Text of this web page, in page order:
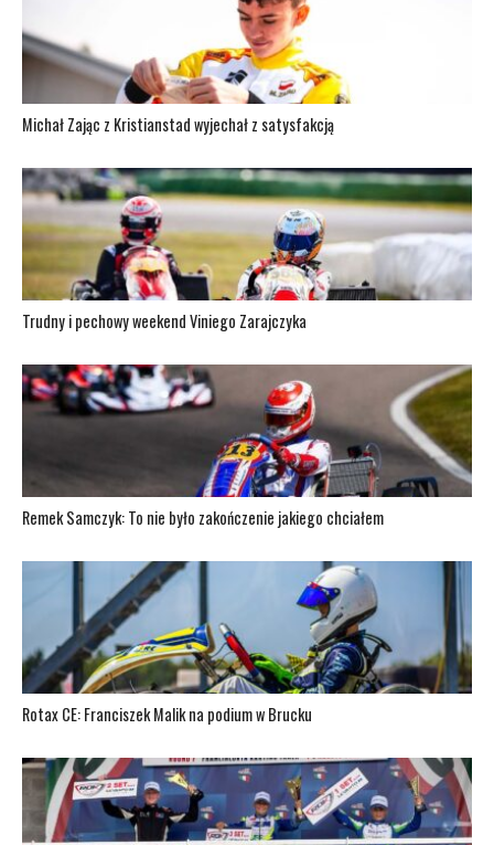
Michał Zając z Kristianstad wyjechał z satysfakcją
Trudny i pechowy weekend Viniego Zarajczyka
Remek Samczyk: To nie było zakończenie jakiego chciałem
Rotax CE: Franciszek Malik na podium w Brucku